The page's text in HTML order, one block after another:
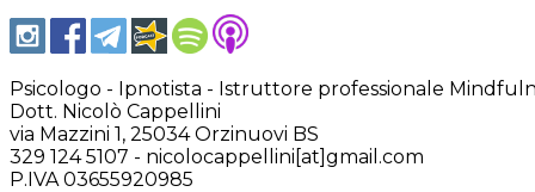
Psicologo - Ipnotista - Istruttore professionale
Dott. Nicolò Cappellini
via Mazzini 1, 25034 Orzinuovi BS
329 124 5107 - nicolocappellini[at]gmail.com
P.IVA 03655920985